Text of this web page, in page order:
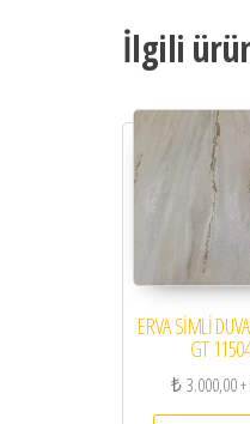
İlgili
ERVA SİMLİ
GT
₺3.000,00+